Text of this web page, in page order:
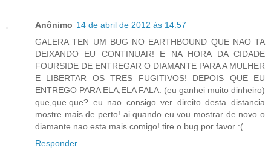
Anônimo 14 de abril de 2012 às 14:57
GALERA TEN UM BUG NO EARTHBOUND QUE NAO TA
DEIXANDO EU CONTINUAR! E NA HORA DA CIDADE
FOURSIDE DE ENTREGAR O DIAMANTE PARA A MULHER
E LIBERTAR OS TRES FUGITIVOS! DEPOIS QUE EU
ENTREGO PARA ELA,ELA FALA: (eu ganhei muito dinheiro)
que,que.que? eu nao consigo ver direito desta distancia
mostre mais de perto! ai quando eu vou mostrar de novo o
diamante nao esta mais comigo! tire o bug por favor :(
Responder